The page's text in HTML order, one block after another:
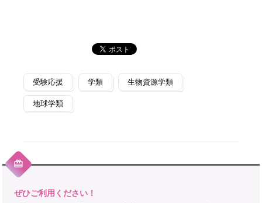
受験応援 学類 生物資源学類
地球学類